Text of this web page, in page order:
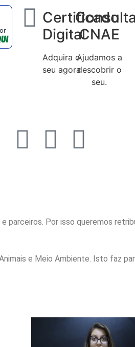
Certificado
Digital
Adquira o
seu agora
Consulta
CNAE
Ajudamos a
descobrir o
seu.
parceiros. Por isso queremos
e Meio Ambiente. Isto faz